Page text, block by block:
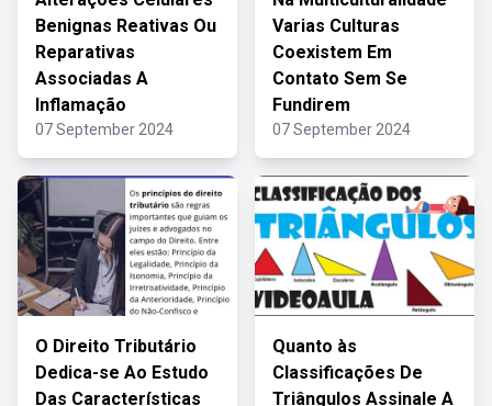
Benignas Reativas Ou
Reparativas
Associadas A
Inflamação
07 September 2024
Varias Culturas
Coexistem Em
Contato Sem Se
Fundirem
07 September 2024
O Direito Tributário
Dedica-se Ao Estudo
Das Características
Quanto às
Classificações De
Triângulos Assinale A